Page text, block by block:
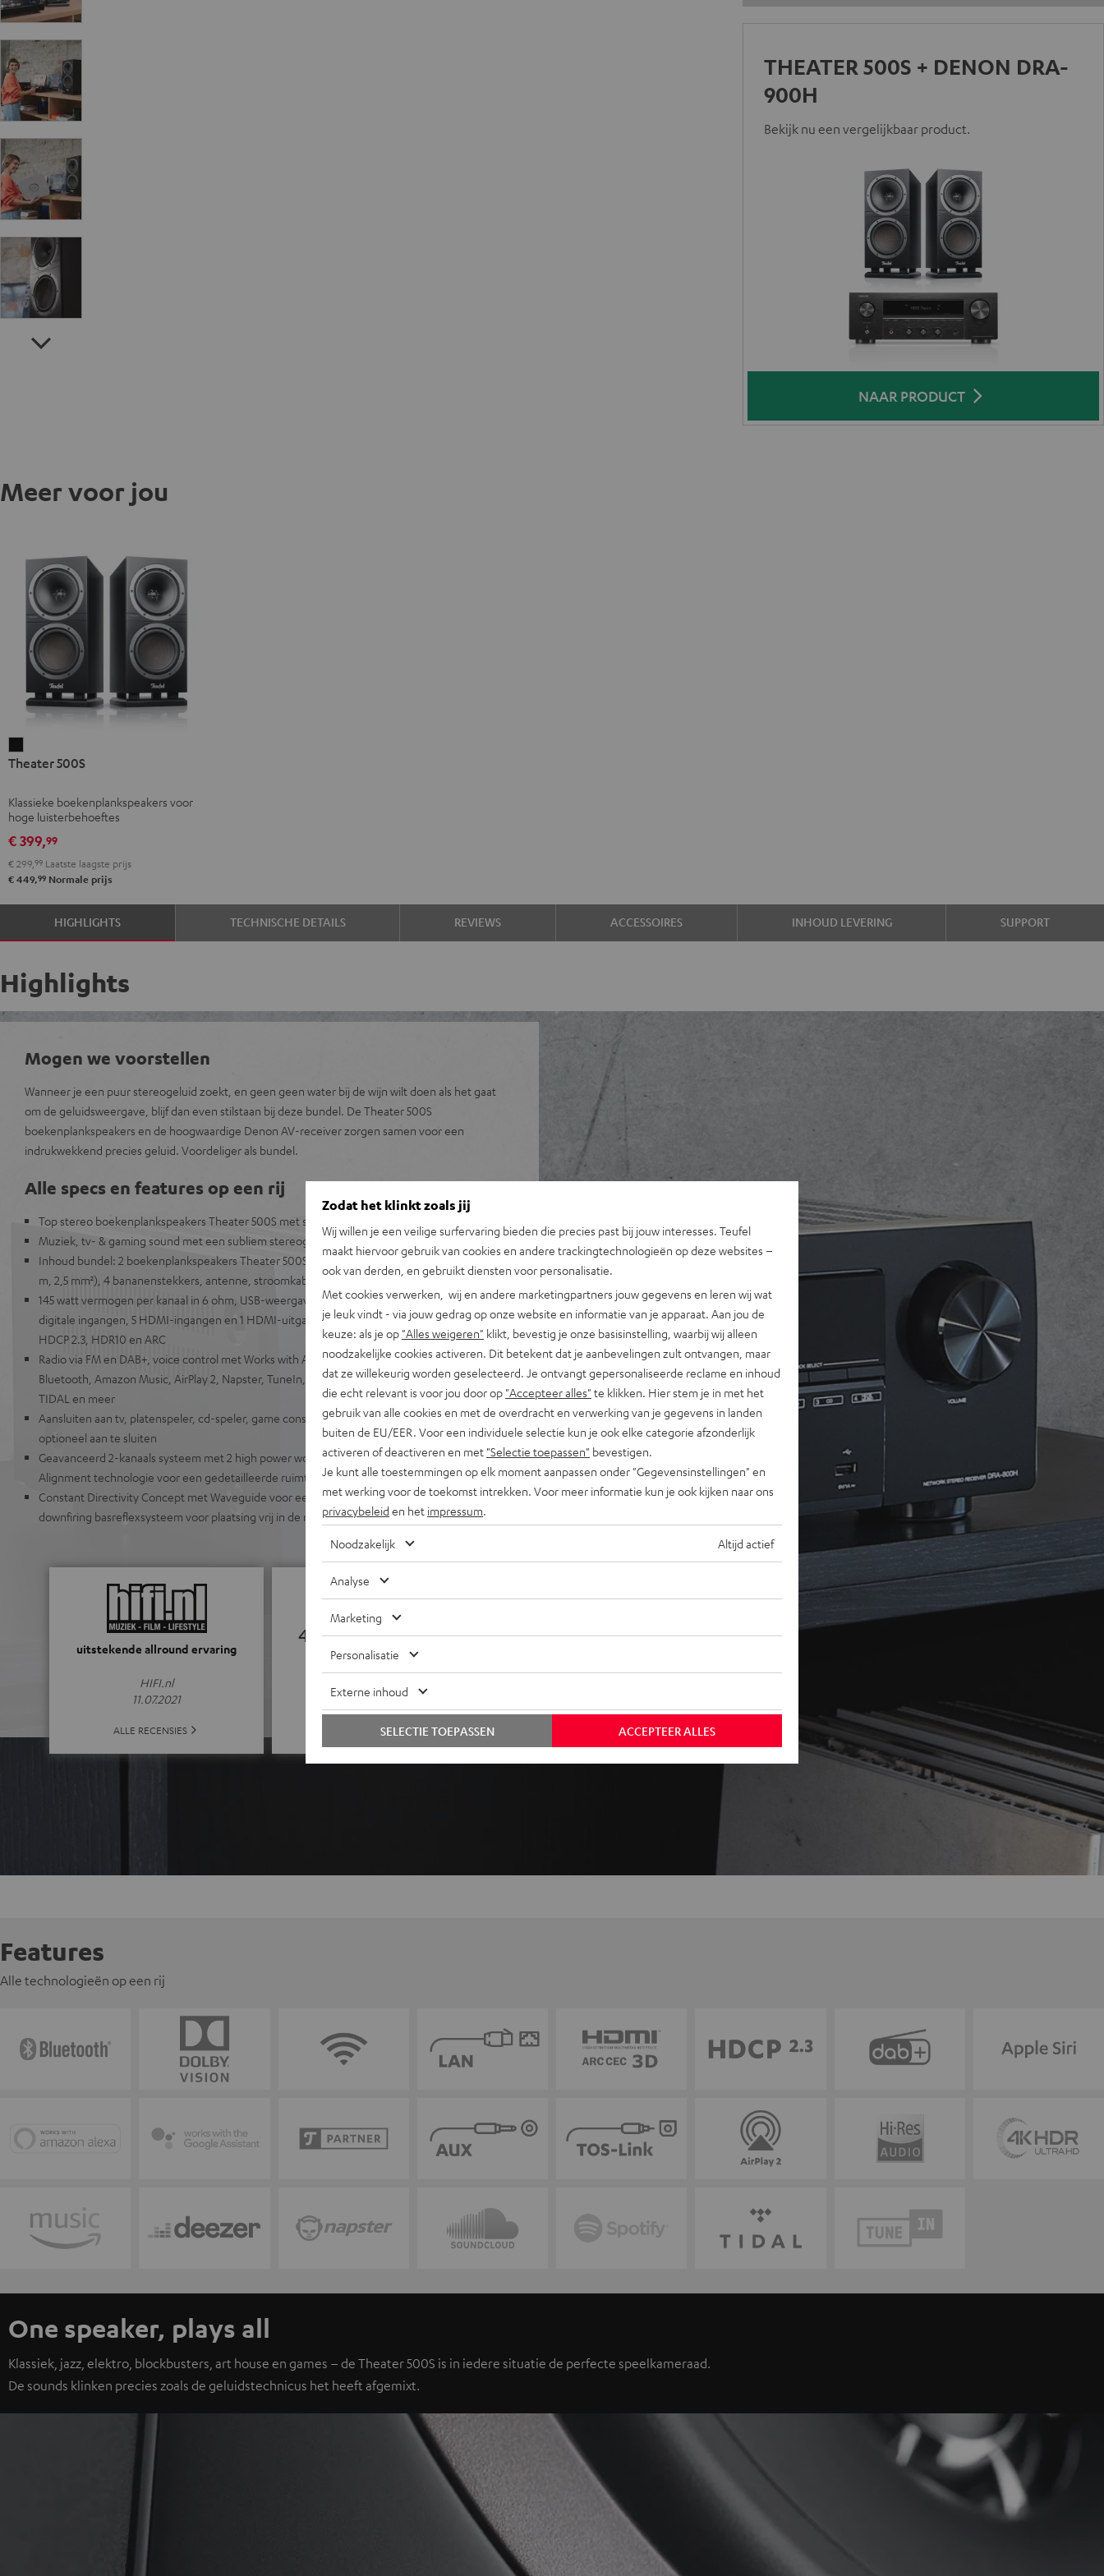
THEATER 500S + DENON DRA-
900H
Bekijk nu een vergelijkbaar product.
NAAR PRODUCT
Meer voor jou
500S
Theater 500S
Klassieke boekenplankspeakers voor
hoge luisterbehoeftes
€ 399,99
€ 299, 99 Laatste laagste prijs
€ 449,99 Normale prijs
HIGHLIGHTS TECHNISCHE DETAILS REVIEWS ACCESSOIRES INHOUD LEVERING SUPPORT
Highlights
Mogen we voorstellen
Wanneer je een puur stereogeluid zoekt, en geen geen water bij de wijn wilt doen als het gaat
om de geluidsweergave, blijf dan even stilstaan bij deze bundel. De Theater 500S
boekenplankspeakers en de hoogwaardige Denon AV-receiver zorgen samen voor een
indrukwekkend precies geluid. Voordeliger als bundel.
Alle specs en features op een rij
Top stereo boekenplankspeakers Theater 500S met stereo AV-netwerkreceiver DRA-800H
Muziek, tv- & gaming sound met een subliem stereogeluid
Inhoud bundel: 2 boekenplankspeakers Theater 500S, Denon DRA-800H, luidsprekerkabel (15
m, 2,5 mm²), 4 bananenstekkers, antenne, stroomkabel
145 watt vermogen per kanaal in 6 ohm, USB-weergave, phono-ingang en verdere analoge en
digitale ingangen, 5 HDMI-ingangen en 1 HDMI-uitgang met ondersteuning voor 4K, 3D,
HDCP 2.3, HDR10 en ARC
Radio via FM en DAB+, voice control met Works with Alexa, Google Assistant, Apple Siri,
Bluetooth, Amazon Music, AirPlay 2, Napster, TuneIn, Deezer, Spotify Connect, Soundcloud,
TIDAL en meer
Aansluiten aan tv, platenspeler, cd-speler, game console, tv-receiver en meer, subwoofer
optioneel aan te sluiten
Geavanceerd 2-kanaals systeem met 2 high power woofers voor een extreem lage bas, Time
Alignment technologie voor een gedetailleerde ruimtelijke weergave, magnetische covers
Constant Directivity Concept met Waveguide voor een gelijkmatig geluid op elke luisterplek,
downfiring basreflexsysteem voor plaatsing vrij in de ruimte of tegen de muur
uitstekende allround ervaring
HIFI.nl
11.07.2021
ALLE RECENSIES
4.81
(4.81 van 5 bij 16 beoordelingen)
ALLE REVIEWS
Features
Alle technologieën op een rij
One speaker, plays all
Klassiek, jazz, elektro, blockbusters, art house en games – de Theater 500S is in iedere situatie de perfecte speelkameraad.
De sounds klinken precies zoals de geluidstechnicus het heeft afgemixt.
Zodat het klinkt zoals jij
Wij willen je een veilige surfervaring bieden die precies past bij jouw interesses. Teufel
maakt hiervoor gebruik van cookies en andere trackingtechnologieën op deze websites –
ook van derden, en gebruikt diensten voor personalisatie.
Met cookies verwerken, wij en andere marketingpartners jouw gegevens en leren wij wat
je leuk vindt - via jouw gedrag op onze website en informatie van je apparaat. Aan jou de
keuze: als je op "Alles weigeren" klikt, bevestig je onze basisinstelling, waarbij wij alleen
noodzakelijke cookies activeren. Dit betekent dat je aanbevelingen zult ontvangen, maar
dat ze willekeurig worden geselecteerd. Je ontvangt gepersonaliseerde reclame en inhoud
die echt relevant is voor jou door op "Accepteer alles" te klikken. Hier stem je in met het
gebruik van alle cookies en met de overdracht en verwerking van je gegevens in landen
buiten de EU/EER. Voor een individuele selectie kun je ook elke categorie afzonderlijk
activeren of deactiveren en met "Selectie toepassen" bevestigen.
Je kunt alle toestemmingen op elk moment aanpassen onder "Gegevensinstellingen" en
met werking voor de toekomst intrekken. Voor meer informatie kun je ook kijken naar ons
privacybeleid en het impressum
Noodzakelijk Altijd actief
Analyse
Marketing
Personalisatie
Externe inhoud
ACCEPTEER ALLES
SELECTIE TOEPASSEN